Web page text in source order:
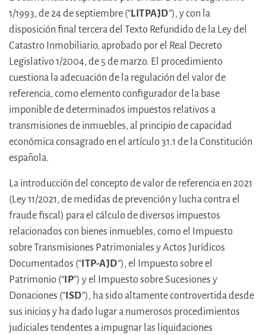
1/1993, de 24 de septiembre (“LITPAJD”), y con la
disposición final tercera del Texto Refundido de la Ley del
Catastro Inmobiliario, aprobado por el Real Decreto
Legislativo 1/2004, de 5 de marzo. El procedimiento
cuestiona la adecuación de la regulación del valor de
referencia, como elemento configurador de la base
imponible de determinados impuestos relativos a
transmisiones de inmuebles, al principio de capacidad
económica consagrado en el artículo 31.1 de la Constitución
española.
La introducción del concepto de valor de referencia en 2021
(Ley 11/2021, de medidas de prevención y lucha contra el
fraude fiscal) para el cálculo de diversos impuestos
relacionados con bienes inmuebles, como el Impuesto
sobre Transmisiones Patrimoniales y Actos Jurídicos
Documentados (“ ITP-AJD”), el Impuesto sobre el
Patrimonio (“ IP”) y el Impuesto sobre Sucesiones y
Donaciones (“ ISD”), ha sido altamente controvertida desde
sus inicios y ha dado lugar a numerosos procedimientos
judiciales tendentes a impugnar las liquidaciones